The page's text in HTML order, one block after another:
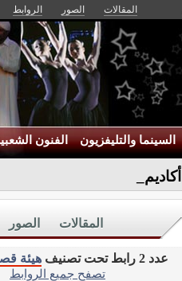
المقالات الصور الروابط
السينما والتليفزيون الفنون
أكاديمية ا_
الصور المقالات
عدد 2 رابط تحت تصنيف
هيئة
تصفح جميع الروابط